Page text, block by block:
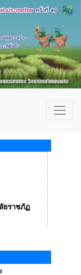
ยราชภัฏ